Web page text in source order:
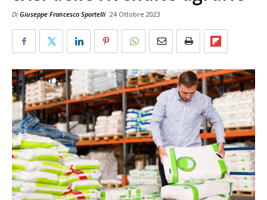
Di Giuseppe Francesco Sportelli 24 Ottobre 2023